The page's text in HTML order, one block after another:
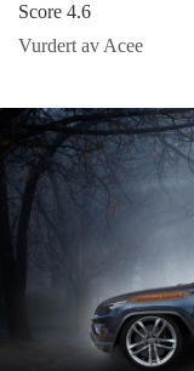
Score 4.6
Vurdert av Acee